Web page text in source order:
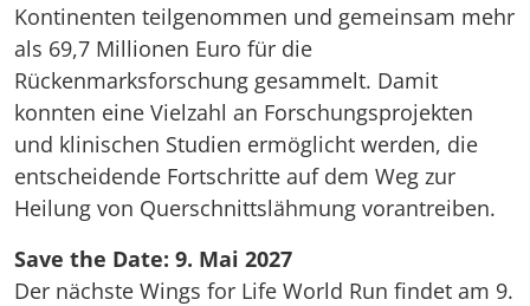
Kontinenten teilgenommen und gemeinsam mehr
als 69,7 Millionen Euro für die
Rückenmarksforschung gesammelt. Damit
konnten eine Vielzahl an Forschungsprojekten
und klinischen Studien ermöglicht werden, die
entscheidende Fortschritte auf dem Weg zur
Heilung von Querschnittslähmung vorantreiben.
Save the Date: 9. Mai 2027
Der nächste Wings for Life World Run findet am 9.